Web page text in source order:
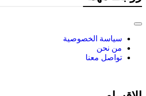
سياسة الخصوصية
من نحن
تواصل معنا